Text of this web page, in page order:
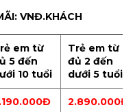
VNĐ.KHÁCH
em từ
5 đến
10 tuổi
Trẻ em từ
đủ 2 đến
dưới 5 tuổi
2.890.000Đ